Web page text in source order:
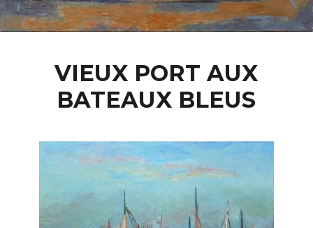
VIEUX PORT AUX
BATEAUX BLEUS